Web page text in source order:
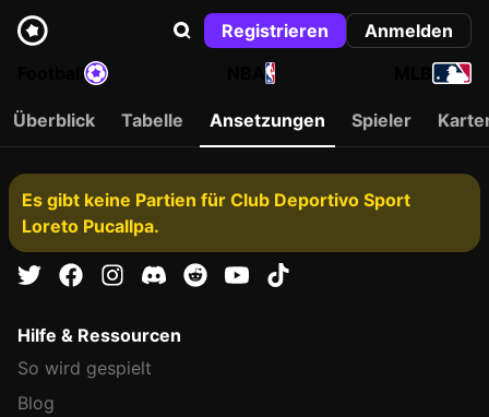
Registrieren
Anmelden
NBA
Überblick Tabelle Ansetzungen Spieler
Es gibt keine Partien für Club Deportivo Sport
Loreto Pucallpa.
Hilfe & Ressourcen
So wird gespielt
Blog